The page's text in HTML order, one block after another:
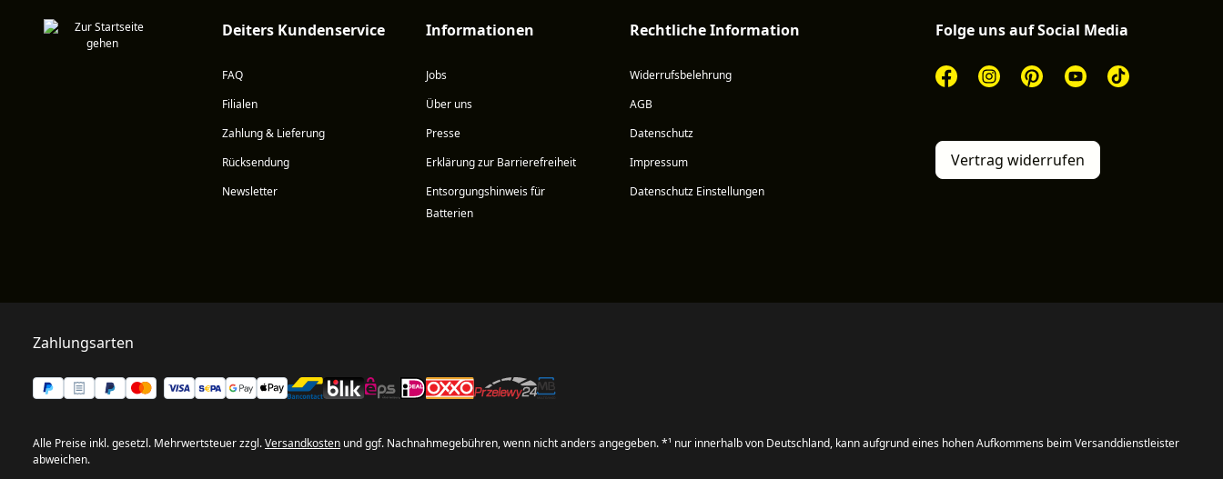
Deiters Kundenservice
FAQ
Filialen
Zahlung & Lieferung
Rücksendung
Newsletter
Informationen
Jobs
Über uns
Presse
Erklärung zur Barrierefreiheit
Entsorgungshinweis für
Batterien
Rechtliche Information
Widerrufsbelehrung
AGB
Datenschutz
Impressum
Datenschutz Einstellungen
Folge uns auf Social Media
Vertrag widerrufen
Zahlungsarten
Alle Preise inkl. gesetzl. Mehrwertsteuer zzgl.Versandkosten und ggf. Nachnahmegebühren, wenn nicht anders angegeben. *¹ nur innerhalb von Deutschland, kann aufgrund eines hohen Aufkommens beim Versanddienstleister
abweichen.